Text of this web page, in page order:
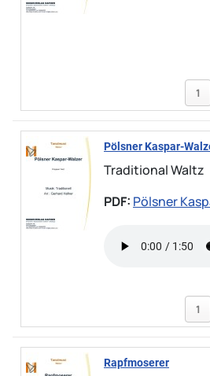
Pölsner Kaspar-
Traditional Waltz
PDF: Pölsner
Rapfmoserer